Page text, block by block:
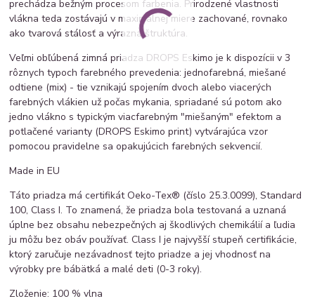
prechádza bežným procesom farbenia. Prirodzené vlastnosti
vlákna teda zostávajú v maximálnej miere zachované, rovnako
ako tvarová stálosť a výrazná štruktúra.
Veľmi obľúbená zimná priadza DROPS Eskimo je k dispozícii v 3
rôznych typoch farebného prevedenia: jednofarebná, miešané
odtiene (mix) - tie vznikajú spojením dvoch alebo viacerých
farebných vlákien už počas mykania, spriadané sú potom ako
jedno vlákno s typickým viacfarebným "miešaným" efektom a
potlačené varianty (DROPS Eskimo print) vytvárajúca vzor
pomocou pravidelne sa opakujúcich farebných sekvencií.
Made in EU
Táto priadza má certifikát Oeko-Tex® (číslo 25.3.0099), Standard
100, Class I. To znamená, že priadza bola testovaná a uznaná
úplne bez obsahu nebezpečných aj škodlivých chemikálií a ľudia
ju môžu bez obáv používať. Class I je najvyšší stupeň certifikácie,
ktorý zaručuje nezávadnosť tejto priadze a jej vhodnosť na
výrobky pre bábätká a malé deti (0-3 roky).
Zloženie: 100 % vlna